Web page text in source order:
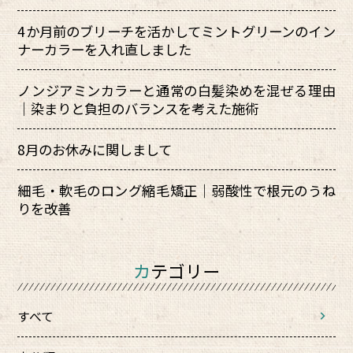
4か月前のブリーチを活かしてミントグリーンのイン
ナーカラーを入れ直しました
ノンジアミンカラーと通常の白髪染めを混ぜる理由
｜染まりと負担のバランスを考えた施術
8月のお休みに関しまして
細毛・軟毛のロング縮毛矯正｜弱酸性で根元のうね
りを改善
カテゴリー
すべて